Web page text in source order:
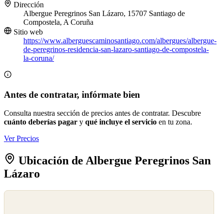
Dirección
Albergue Peregrinos San Lázaro, 15707 Santiago de
Compostela, A Coruña
Sitio web
https://www.alberguescaminosantiago.com/albergues/albergue-
de-peregrinos-residencia-san-lazaro-santiago-de-compostela-
la-coruna/
Antes de contratar, infórmate bien
Consulta nuestra sección de precios antes de contratar. Descubre
cuánto deberías pagar y qué incluye el servicio en tu zona.
Ver Precios
Ubicación de Albergue Peregrinos San
Lázaro